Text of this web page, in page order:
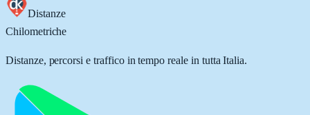
Distanze
Chilometriche
Distanze, percorsi e traffico in tempo reale in tutta Italia.